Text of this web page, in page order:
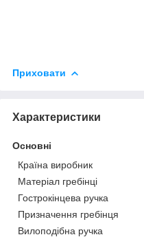
Приховати
Характеристики
Основні
Країна виробник
Матеріал гребінці
Гострокінцева ручка
Призначення гребінця
Вилоподібна ручка